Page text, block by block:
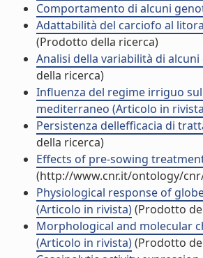
Comportamento di alcuni
Adattabilità del carciofo al
(Prodotto della ricerca)
Analisi della variabilità di
della ricerca)
Influenza del regime irriguo
mediterraneo (Articolo in
Persistenza dellefficacia di
della ricerca)
Effects of pre-sowing
(http://www.cnr.it/ontology/
Physiological response of
(Articolo in rivista)(Prodotto
Morphological and molecular
(Articolo in rivista)(Prodotto